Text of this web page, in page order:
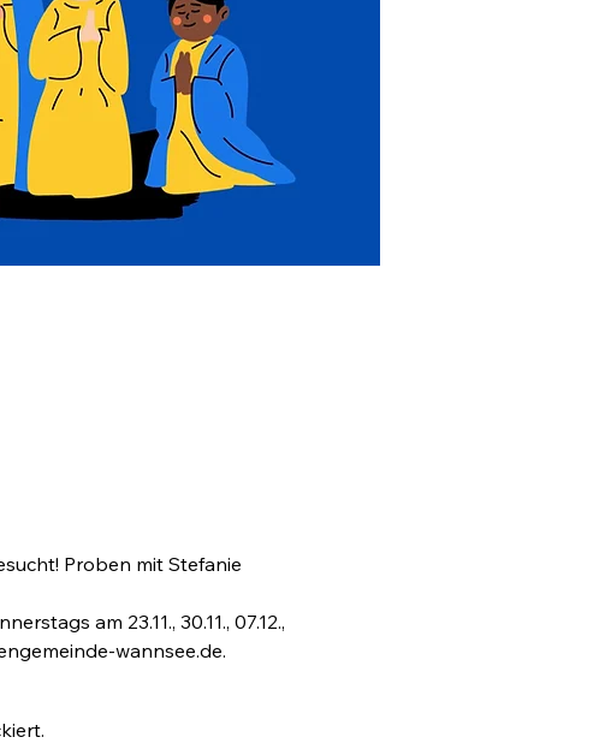
Proben mit Stefanie
am 23.11., 30.11., 07.12.,
wannsee.de.